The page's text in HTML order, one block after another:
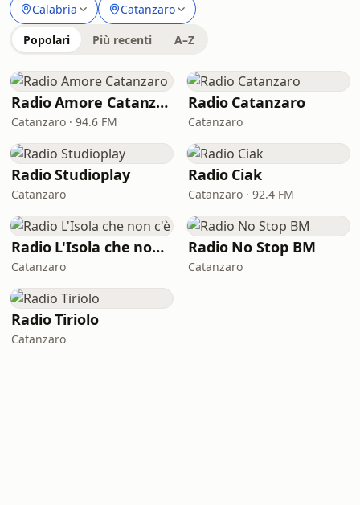
Calabria Catanzaro
Popolari Più recenti A–Z
Radio Amore Catanzaro
Catanzaro · 94.6 FM
Radio Catanzaro
Catanzaro
Radio Studioplay
Catanzaro
Radio Ciak
Catanzaro · 92.4 FM
Radio L'Isola che non c'è
Catanzaro
Radio No Stop BM
Catanzaro
Radio Tiriolo
Catanzaro